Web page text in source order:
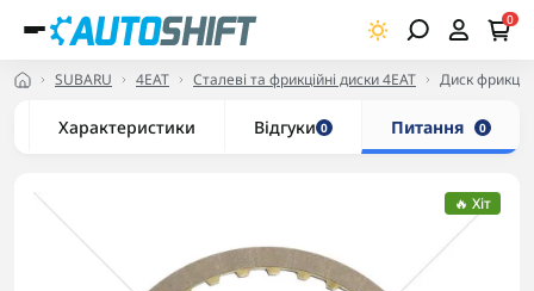
0
SUBARU 4EAT Сталеві та фрикційні диски 4EAT Диск
Характеристики Відгуки 0 Питання 0
🔥 Хіт